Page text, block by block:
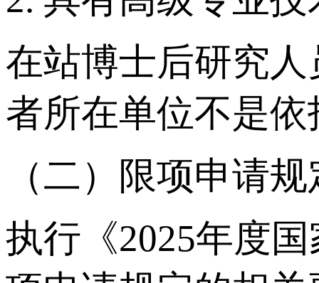
在站博士后研究
者所在单位不是
（二）限项申请
执行《2025年度